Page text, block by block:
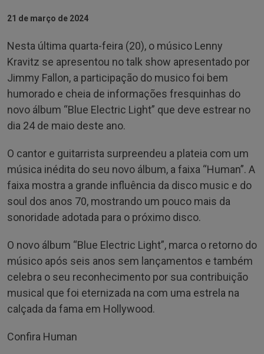
21 de março de 2024
Nesta última quarta-feira (20), o músico Lenny
Kravitz se apresentou no talk show apresentado por
Jimmy Fallon, a participação do musico foi bem
humorado e cheia de informações fresquinhas do
novo álbum “Blue Electric Light” que deve estrear no
dia 24 de maio deste ano.
O cantor e guitarrista surpreendeu a plateia com um
música inédita do seu novo álbum, a faixa “Human”. A
faixa mostra a grande influência da disco music e do
soul dos anos 70, mostrando um pouco mais da
sonoridade adotada para o próximo disco.
O novo álbum “Blue Electric Light”, marca o retorno do
músico após seis anos sem lançamentos e também
celebra o seu reconhecimento por sua contribuição
musical que foi eternizada na com uma estrela na
calçada da fama em Hollywood.
Confira Human